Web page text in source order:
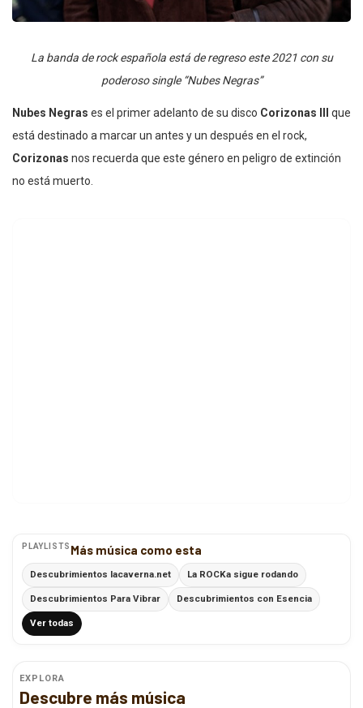
La banda de rock española está de regreso este 2021 con su
poderoso single “Nubes Negras”
Nubes Negras es el primer adelanto de su disco Corizonas III
que
está destinado a marcar un antes y un después en el rock,
Corizonas nos recuerda que este género en peligro de extinción
no está muerto.
PLAYLISTS Más música como esta
Descubrimientos lacaverna.net La ROCKa sigue rodando
Descubrimientos Para Vibrar Descubrimientos con Esencia
Ver todas
EXPLORA
Descubre más música